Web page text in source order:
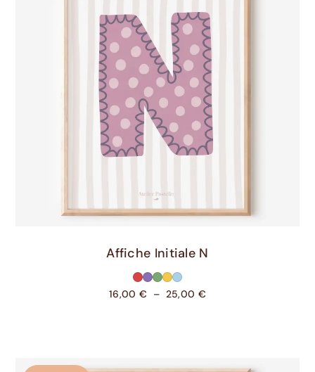
Choix Des Options
Affiche Initiale N
16,00 € – 25,00 €